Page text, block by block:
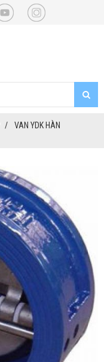
VAN YDK HÀN